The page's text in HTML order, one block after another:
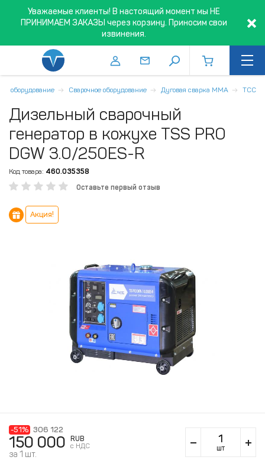
Уважаемые клиенты! В настоящий момент мы НЕ
ПРИНИМАЕМ ЗАКАЗЫ через корзину. Приносим свои
извинения.
оборудование Сварочное оборудование Дуговая сварка MMA ТСС
Дизельный сварочный
генератор в кожухе TSS PRO
DGW 3.0/250ES-R
Код товара: 460.035358
Оставьте первый отзыв
Акция!
-51% 306 122
150 000
RUB
c НДС
за 1 шт.
шт